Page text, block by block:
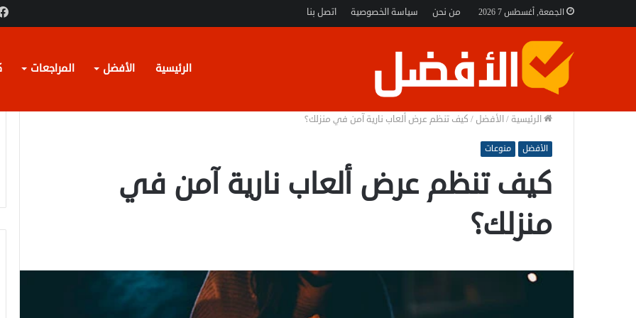
الجمعة, أغسطس 7 2026 من نحن سياسة الخصوصية اتصل بنا
الرئيسية الأفضل المراجعات
الرئيسية /الأفضل / كيف تنظم عرض ألعاب نارية آمن في منزلك؟
الأفضل منوعات
كيف تنظم عرض ألعاب نارية آمن في
منزلك؟